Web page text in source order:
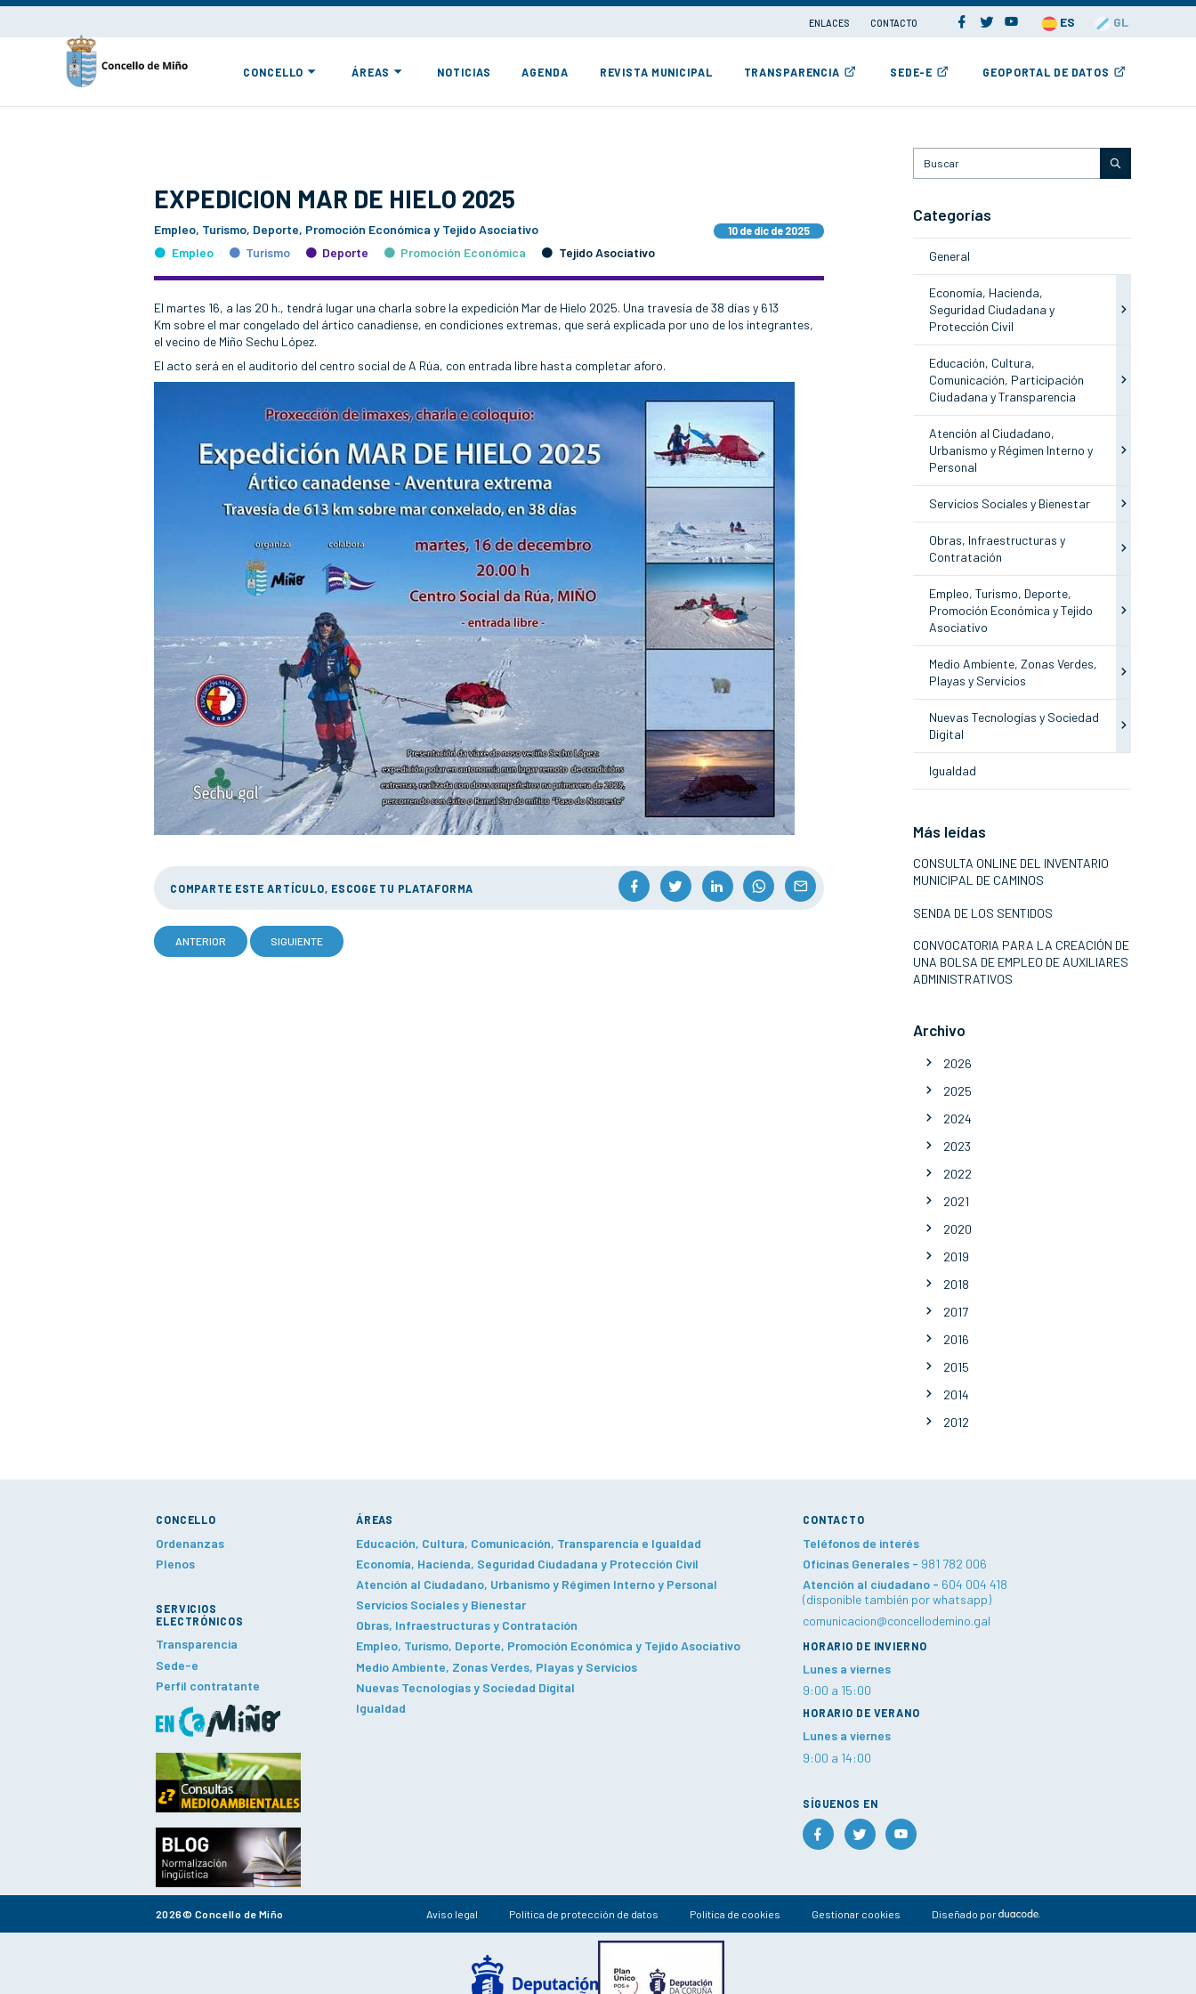
ENLACES CONTACTO ES GL
CONCELLO ÁREAS NOTICIAS AGENDA REVISTA MUNICIPAL TRANSPARENCIA SEDE-E GEOPORTAL DE DATOS
EXPEDICION MAR DE HIELO 2025
Empleo, Turismo, Deporte, Promoción Económica y Tejido Asociativo
Empleo
Turismo Deporte Promoción Económica Tejido Asociativo
10 de dic de 2025
El martes 16, a las 20 h., tendrá lugar una charla sobre la expedición Mar de Hielo 2025. Una travesía de 38 días y 613
Km sobre el mar congelado del ártico canadiense, en condiciones extremas, que será explicada por uno de los integrantes,
el vecino de Miño Sechu López.
El acto será en el auditorio del centro social de A Rúa, con entrada libre hasta completar aforo.
COMPARTE ESTE ARTÍCULO, ESCOGE TU PLATAFORMA
ANTERIOR SIGUIENTE
Categorías
General
Economía, Hacienda,
Seguridad Ciudadana y
Protección Civil
Educación, Cultura,
Comunicación, Participación
Ciudadana y Transparencia
Atención al Ciudadano,
Urbanismo y Régimen Interno y
Personal
Servicios Sociales y Bienestar
Obras, Infraestructuras y
Contratación
Empleo, Turismo, Deporte,
Promoción Económica y Tejido
Asociativo
Medio Ambiente, Zonas Verdes,
Playas y Servicios
Nuevas Tecnologías y Sociedad
Digital
Igualdad
Más leídas
CONSULTA ONLINE DEL INVENTARIO
MUNICIPAL DE CAMINOS
SENDA DE LOS SENTIDOS
CONVOCATORIA PARA LA CREACIÓN DE
UNA BOLSA DE EMPLEO DE AUXILIARES
ADMINISTRATIVOS
Archivo
2026
2025
2024
2023
2022
2021
2020
2019
2018
2017
2016
2015
2014
2012
CONCELLO
Ordenanzas
Plenos
SERVICIOS
ELECTRÓNICOS
Transparencia
Sede-e
Perfil contratante
ÁREAS
Educación, Cultura, Comunicación, Transparencia e Igualdad
Economía, Hacienda, Seguridad Ciudadana y Protección Civil
Atención al Ciudadano, Urbanismo y Régimen Interno y Personal
Servicios Sociales y Bienestar
Obras, Infraestructuras y Contratación
Empleo, Turismo, Deporte, Promoción Económica y Tejido Asociativo
Medio Ambiente, Zonas Verdes, Playas y Servicios
Nuevas Tecnologías y Sociedad Digital
Igualdad
CONTACTO
Teléfonos de interés
Oficinas Generales - 981 782 006
Atención al ciudadano - 604 004 418
(disponible también por whatsapp)
comunicacion@concellodemino.gal
HORARIO DE INVIERNO
Lunes a viernes
9:00 a 15:00
HORARIO DE VERANO
Lunes a viernes
9:00 a 14:00
SÍGUENOS EN
2026© Concello de Miño Aviso legal Política de protección de datos Política de cookies Gestionar cookies Diseñado por